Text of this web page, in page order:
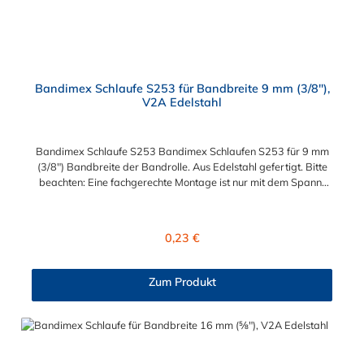
Bandimex Schlaufe S253 für Bandbreite 9 mm (3/8"),
V2A Edelstahl
Bandimex Schlaufe S253 Bandimex Schlaufen S253 für 9 mm
(3/8") Bandbreite der Bandrolle. Aus Edelstahl gefertigt. Bitte
beachten: Eine fachgerechte Montage ist nur mit dem Spann-
Regulärer Preis:
0,23 €
Zum Produkt